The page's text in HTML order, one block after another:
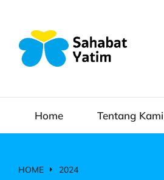
Home Tentang Kami
You are here:
HOME 2024